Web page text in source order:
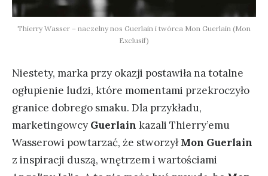
Thierry Wasser – naczelny nos Guerlain i twórca Mon Guerlain (Mon
Exclusif)
Niestety, marka przy okazji postawiła na totalne
ogłupienie ludzi, które momentami przekroczyło
granice dobrego smaku. Dla przykładu,
marketingowcy Guerlain kazali Thierry’emu
Wasserowi powtarzać, że stworzył Mon Guerlain
z inspiracji duszą, wnętrzem i wartościami